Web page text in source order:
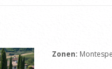
Zonen: